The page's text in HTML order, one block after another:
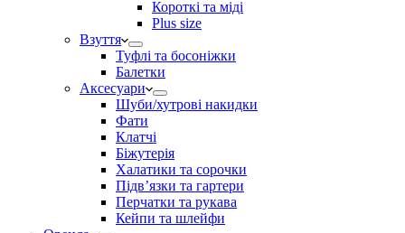
Короткі та міді
Plus size
Взуття
Туфлі та босоніжки
Балетки
Аксесуари
Шуби/хутрові накидки
Фати
Клатчі
Біжутерія
Халатики та сорочки
Підвʼязки та гартери
Перчатки та рукава
Кейпи та шлейфи